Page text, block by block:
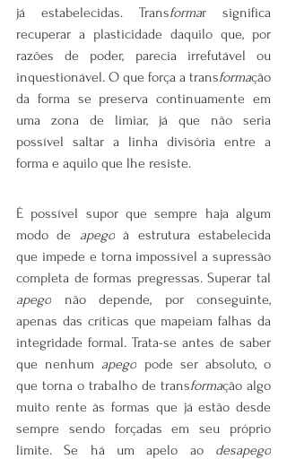
já estabelecidas. Transformar significa
recuperar a plasticidade daquilo que, por
razões de poder, parecia irrefutável ou
inquestionável. O que força a transformação
da forma se preserva continuamente em
uma zona de limiar, já que não seria
possível saltar a linha divisória entre a
forma e aquilo que lhe resiste.
É possível supor que sempre haja algum
modo de apego à estrutura estabelecida
que impede e torna impossível a supressão
apego não depende, por conseguinte,
apenas das críticas que mapeiam falhas da
integridade formal. Trata-se antes de saber
que nenhum apego pode ser absoluto, o
que torna o trabalho de transformação algo
muito rente às formas que já estão desde
sempre sendo forçadas em seu próprio
limite. Se há um apelo ao desapego